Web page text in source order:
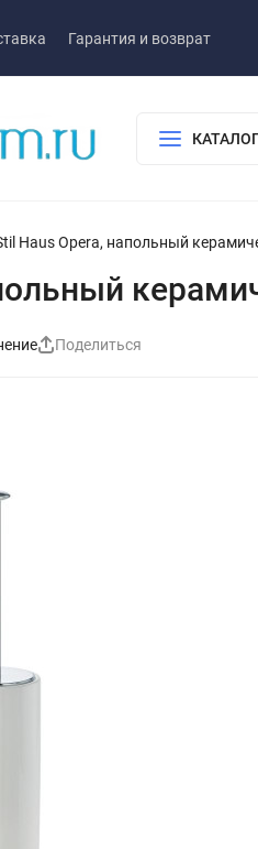
Гарантия и возврат
Haus Opera, напольный
Поделиться